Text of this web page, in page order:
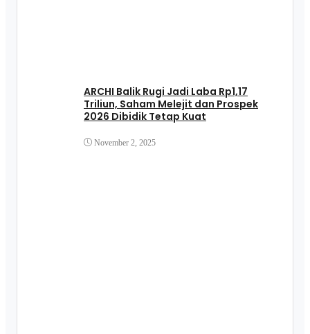
ARCHI Balik Rugi Jadi Laba Rp1,17
Triliun, Saham Melejit dan Prospek
2026 Dibidik Tetap Kuat
November 2, 2025